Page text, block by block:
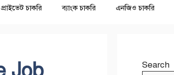
প্রাইভেট চাকরি ব্যাংক চাকরি এনজিও চাকরি
Search